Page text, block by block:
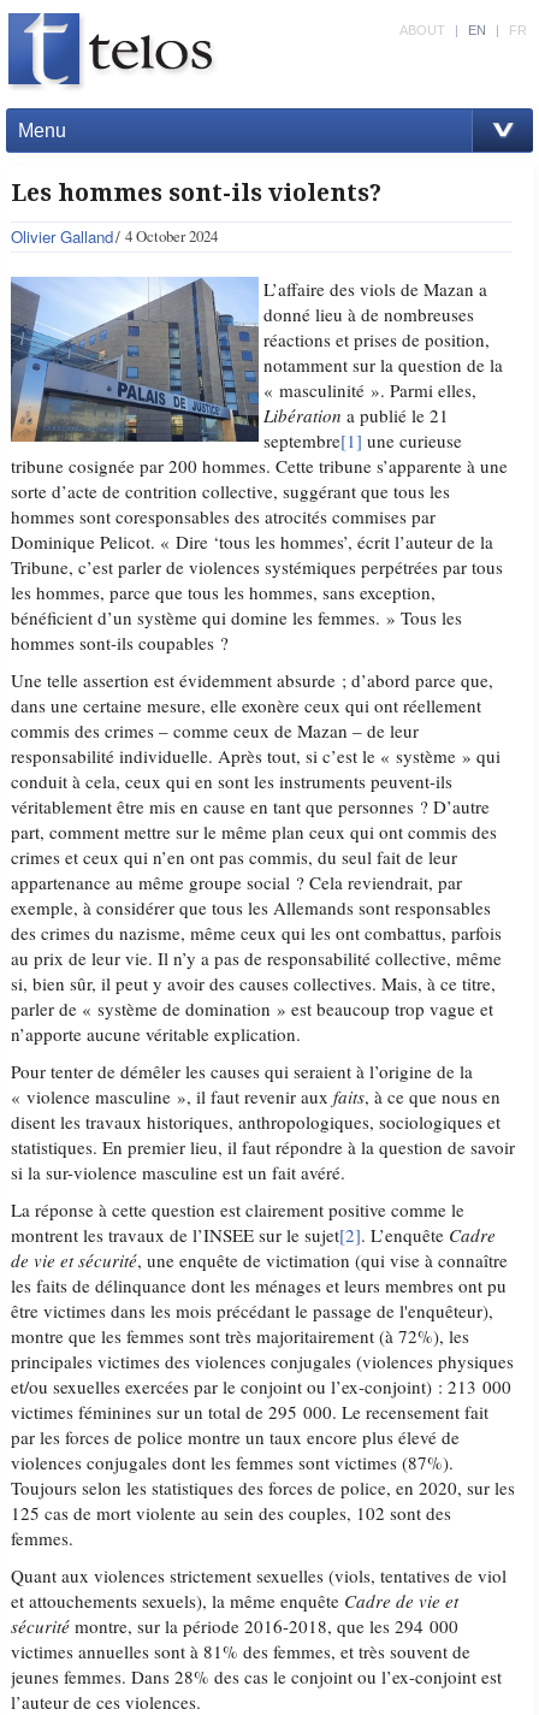
Menu
ABOUT | EN | FR
Les hommes sont-ils violents?
Olivier Galland 4 October 2024
L’affaire des viols de Mazan a
donné lieu à de nombreuses
réactions et prises de position,
notamment sur la question de la
« masculinité ». Parmi elles,
Libération a publié le 21
septembre[1] une curieuse
tribune cosignée par 200 hommes. Cette tribune s’apparente à une
sorte d’acte de contrition collective, suggérant que tous les
hommes sont coresponsables des atrocités commises par
Dominique Pelicot. « Dire ‘tous les hommes’, écrit l’auteur de la
Tribune, c’est parler de violences systémiques perpétrées par tous
les hommes, parce que tous les hommes, sans exception,
bénéficient d’un système qui domine les femmes. » Tous les
hommes sont-ils coupables ?
Une telle assertion est évidemment absurde ; d’abord parce que,
dans une certaine mesure, elle exonère ceux qui ont réellement
commis des crimes – comme ceux de Mazan – de leur
responsabilité individuelle. Après tout, si c’est le « système » qui
conduit à cela, ceux qui en sont les instruments peuvent-ils
véritablement être mis en cause en tant que personnes ? D’autre
part, comment mettre sur le même plan ceux qui ont commis des
crimes et ceux qui n’en ont pas commis, du seul fait de leur
appartenance au même groupe social ? Cela reviendrait, par
exemple, à considérer que tous les Allemands sont responsables
des crimes du nazisme, même ceux qui les ont combattus, parfois
au prix de leur vie. Il n’y a pas de responsabilité collective, même
si, bien sûr, il peut y avoir des causes collectives. Mais, à ce titre,
parler de « système de domination » est beaucoup trop vague et
n’apporte aucune véritable explication.
Pour tenter de démêler les causes qui seraient à l’origine de la
« violence masculine », il faut revenir auxfaits, à ce que nous en
disent les travaux historiques, anthropologiques, sociologiques et
statistiques. En premier lieu, il faut répondre à la question de savoir
si la sur-violence masculine est un fait avéré.
La réponse à cette question est clairement positive comme le
montrent les travaux de l’INSEE sur le sujet[2]. L’enquête Cadre
de vie et sécurité, une enquête de victimation (qui vise à connaître
les faits de délinquance dont les ménages et leurs membres ont pu
être victimes dans les mois précédant le passage de l'enquêteur),
montre que les femmes sont très majoritairement (à 72%), les
principales victimes des violences conjugales (violences physiques
et/ou sexuelles exercées par le conjoint ou l’ex-conjoint) : 213 000
victimes féminines sur un total de 295 000. Le recensement fait
par les forces de police montre un taux encore plus élevé de
violences conjugales dont les femmes sont victimes (87%).
Toujours selon les statistiques des forces de police, en 2020, sur les
125 cas de mort violente au sein des couples, 102 sont des
femmes.
Quant aux violences strictement sexuelles (viols, tentatives de viol
et attouchements sexuels), la même enquête Cadre de vie et
sécurité montre, sur la période 2016-2018, que les 294 000
victimes annuelles sont à 81% des femmes, et très souvent de
jeunes femmes. Dans 28% des cas le conjoint ou l’ex-conjoint est
l’auteur de ces violences.